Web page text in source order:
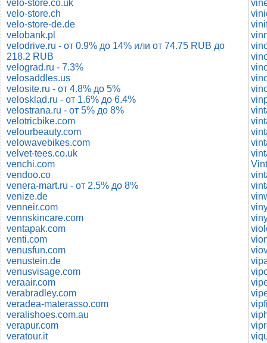
velo-store.co.uk
velo-store.ch
velo-store-de.de
velobank.pl
velodrive.ru - от 0.9% до 14% или от 74.75 RUB до
218.2 RUB
velograd.ru - 7.3%
velosaddles.us
velosite.ru - от 4.8% до 5%
velosklad.ru - от 1.6% до 6.4%
velostrana.ru - от 5% до 8%
velotricbike.com
velourbeauty.com
velowavebikes.com
velvet-tees.co.uk
venchi.com
vendoo.co
venera-mart.ru - от 2.5% до 8%
venize.de
venneir.com
vennskincare.com
ventapak.com
venti.com
venusfun.com
venustein.de
venusvisage.com
veraair.com
verabradley.com
veradea-materasso.com
veralishoes.com.au
verapur.com
veratour.it